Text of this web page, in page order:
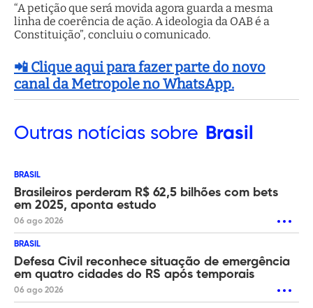
“A petição que será movida agora guarda a mesma
linha de coerência de ação. A ideologia da OAB é a
Constituição”, concluiu o comunicado.
📲 Clique aqui para fazer parte do novo
canal da Metropole no WhatsApp.
Outras notícias sobre Brasil
BRASIL
Brasileiros perderam R$ 62,5 bilhões com bets
em 2025, aponta estudo
06 ago 2026
BRASIL
Defesa Civil reconhece situação de emergência
em quatro cidades do RS após temporais
06 ago 2026